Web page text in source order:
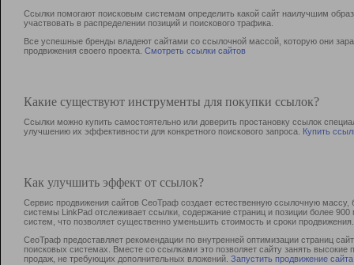
Ссылки помогают поисковым системам определить какой сайт наилучшим
участвовать в раcпределении позиций и поискового трафика.
Все успешные бренды владеют сайтами со ссылочной массой, которую они
продвижения своего проекта. Смотреть ссылки сайтов
Какие существуют инструменты для покупки ссылок?
Ссылки можно купить самостоятельно или доверить простановку ссылок
улучшению их эффективности для конкретного поискового запроса. Купить
Как улучшить эффект от ссылок?
Сервис продвижения сайтов СеоТраф создает естественную ссылочную
системы LinkPad отслеживает ссылки, содержание страниц и позиции более
систем, что позволяет существенно уменьшить стоимость и сроки продвижения.
СеоТраф предоставляет рекомендации по внутренней оптимизации страниц
поисковых системах. Вместе со ссылками это позволяет сайту занять
продаж, не требующих дополнительных вложений. Запустить продвижение сайта